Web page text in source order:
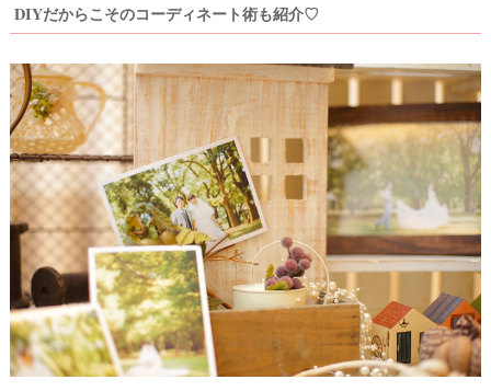
DIYだからこそのコーディネート術も紹介♡